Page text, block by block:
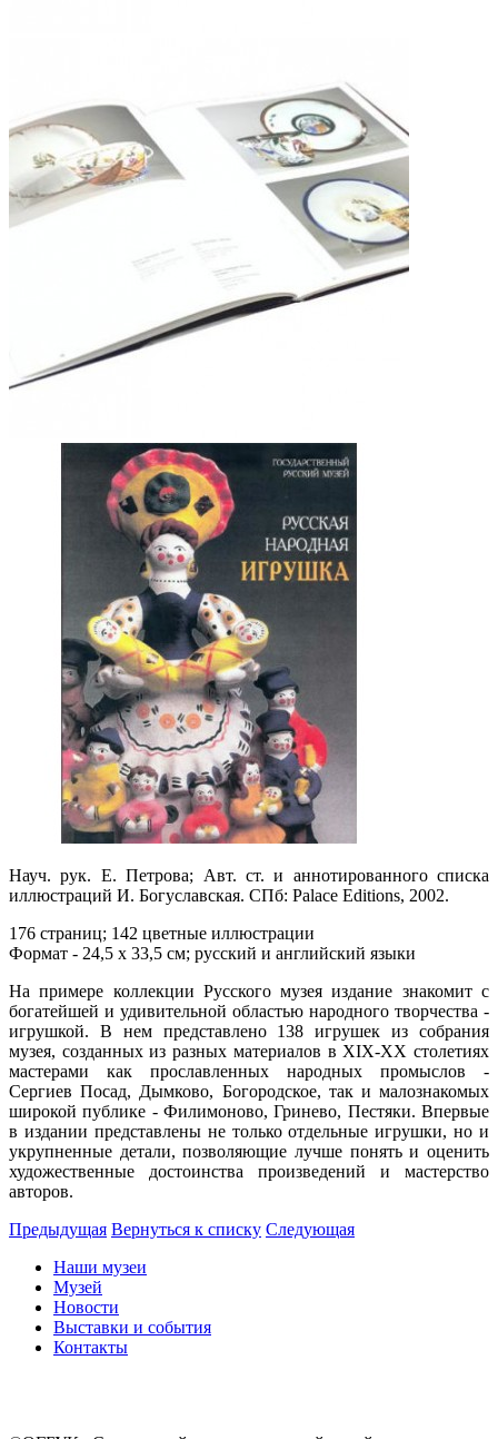
Науч. рук. Е. Петрова; Авт. ст. и аннотированного списка
иллюстраций И. Богуславская. СПб: Palace Editions, 2002.
176 страниц; 142 цветные иллюстрации
Формат - 24,5 х 33,5 см; русский и английский языки
На примере коллекции Русского музея издание знакомит с
богатейшей и удивительной областью народного творчества -
игрушкой. В нем представлено 138 игрушек из собрания
музея, созданных из разных материалов в XIX-XX столетиях
мастерами как прославленных народных промыслов -
Сергиев Посад, Дымково, Богородское, так и малознакомых
широкой публике - Филимоново, Гринево, Пестяки. Впервые
в издании представлены не только отдельные игрушки, но и
укрупненные детали, позволяющие лучше понять и оценить
художественные достоинства произведений и мастерство
авторов.
Предыдущая Вернуться к списку Следующая
Наши музеи
Музей
Новости
Выставки и события
Контакты